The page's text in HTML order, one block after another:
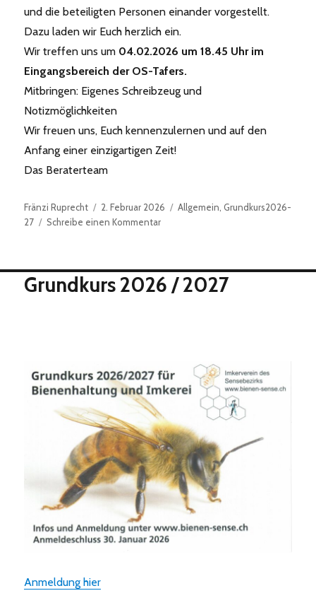
und die beteiligten Personen einander vorgestellt.
Dazu laden wir Euch herzlich ein.
Wir treffen uns um 04.02.2026 um 18.45 Uhr im
Eingangsbereich der OS-Tafers.
Mitbringen: Eigenes Schreibzeug und
Notizmöglichkeiten
Wir freuen uns, Euch kennenzulernen und auf den
Anfang einer einzigartigen Zeit!
Das Beraterteam
Autor
Fränzi Ruprecht
Veröffentlicht
am
2. Februar 2026 Kategorien
Allgemein, Grundkurs2026-
27
Schreibe einen Kommentarzu
Theorieabend
2026
Grundkurs 2026 / 2027
Anmeldung hier